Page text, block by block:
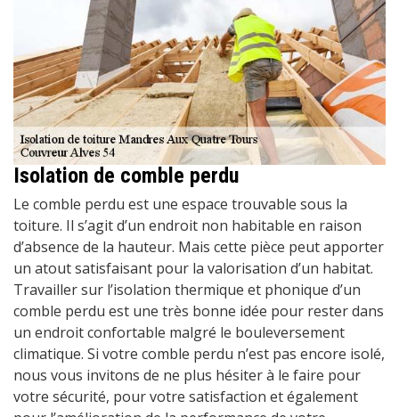
Isolation de comble perdu
Le comble perdu est une espace trouvable sous la
toiture. Il s’agit d’un endroit non habitable en raison
d’absence de la hauteur. Mais cette pièce peut apporter
un atout satisfaisant pour la valorisation d’un habitat.
Travailler sur l’isolation thermique et phonique d’un
comble perdu est une très bonne idée pour rester dans
un endroit confortable malgré le bouleversement
climatique. Si votre comble perdu n’est pas encore isolé,
nous vous invitons de ne plus hésiter à le faire pour
votre sécurité, pour votre satisfaction et également